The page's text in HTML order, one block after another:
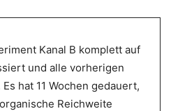
Kanal B komplett auf
und alle vorherigen
hat 11 Wochen gedauert,
Reichweite